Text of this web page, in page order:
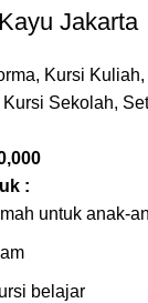
Jakarta
, Kursi Kuliah,
Sekolah,
:
untuk anak-
belajar